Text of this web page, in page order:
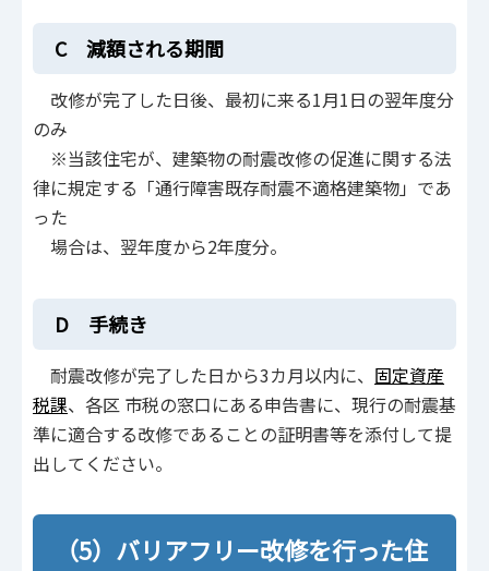
C 減額される期間
改修が完了した日後、最初に来る1月1日の翌年度分
のみ
※当該住宅が、建築物の耐震改修の促進に関する法
律に規定する「通行障害既存耐震不適格建築物」であ
った
場合は、翌年度から2年度分。
D 手続き
耐震改修が完了した日から3カ月以内に、 固定資産
税課、各区 市税の窓口にある申告書に、現行の耐震基
準に適合する改修であることの証明書等を添付して提
出してください。
（5）バリアフリー改修を行った住